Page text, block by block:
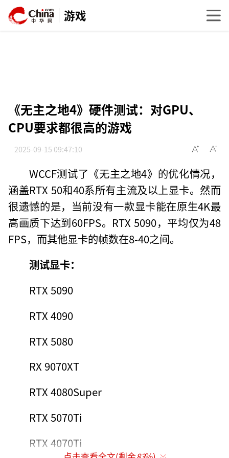
游戏
《无主之地4》硬件测试：对GPU、
CPU要求都很高的游戏
2025-09-15 09:47:10
WCCF测试了《无主之地4》的优化情况，
涵盖RTX 50和40系所有主流及以上显卡。然而
很遗憾的是，当前没有一款显卡能在原生4K最
高画质下达到60FPS。RTX 5090，平均仅为48
FPS，而其他显卡的帧数在8-40之间。
测试显卡：
RTX 5090
RTX 4090
RTX 5080
RX 9070XT
RTX 4080Super
RTX 5070Ti
RTX 4070Ti